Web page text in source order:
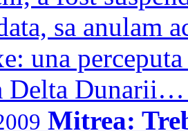
sa anulam
una
Delta
Mitrea: